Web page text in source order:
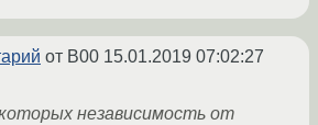
от B00 15.01.2019 07:02:27
независимость от